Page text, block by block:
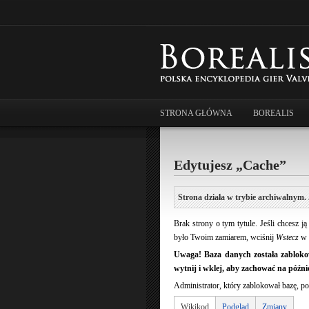
STRONA GŁÓWNA BOREALIS
Edytujesz „Cache”
Strona działa w trybie
Brak strony o tym tytule. Jeśli chcesz
było Twoim zamiarem, wciśnij Wstecz w
Uwaga! Baza danych została
wytnij i wklej, aby zachować na
Administrator, który zablokował bazę,
Wikikod Podgląd Zmiany